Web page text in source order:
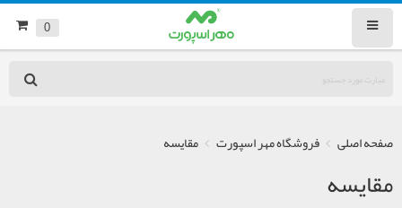
0
صفحه اصلی فروشگاه مهر اسپورت مقایسه
مقایسه